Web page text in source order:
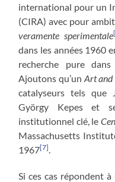
international pour un
(CIRA) avec pour
veramente sperimentale
dans les années 1960
recherche pure
Ajoutons qu’un Art and
catalyseurs tels que
György Kepes et
institutionnel clé, le
Massachusetts
1967[7].
Si ces cas répondent à